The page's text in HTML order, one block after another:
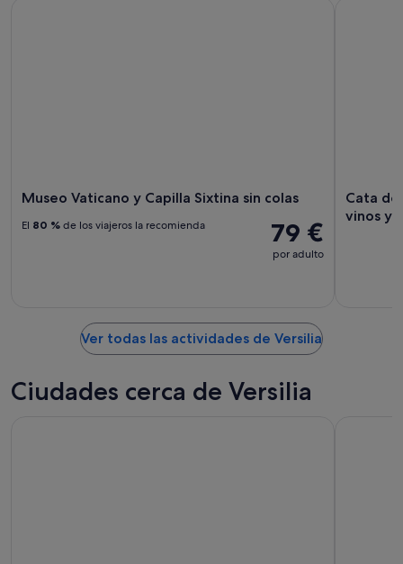
Museo Vaticano y Capilla Sixtina sin colas
79 €
por adulto
El 80 % de los viajeros la recomienda
Cata de
vinos y
Ver todas las actividades de Versilia
Ciudades cerca de Versilia